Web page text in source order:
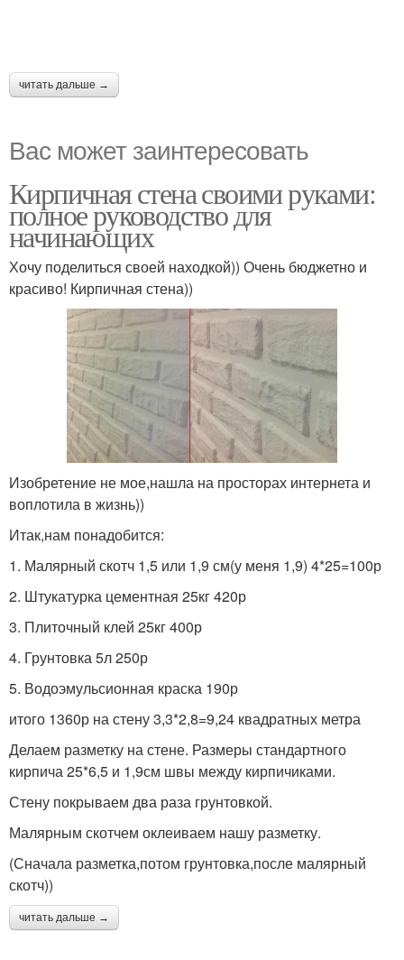
читать дальше →
Вас может заинтересовать
Кирпичная стена своими руками:
полное руководство для
начинающих
Хочу поделиться своей находкой)) Очень бюджетно и
красиво! Кирпичная стена))
Изобретение не мое,нашла на просторах интернета и
воплотила в жизнь))
Итак,нам понадобится:
1. Малярный скотч 1,5 или 1,9 см(у меня 1,9) 4*25=100р
2. Штукатурка цементная 25кг 420р
3. Плиточный клей 25кг 400р
4. Грунтовка 5л 250р
5. Водоэмульсионная краска 190р
итого 1360р на стену 3,3*2,8=9,24 квадратных метра
Делаем разметку на стене. Размеры стандартного
кирпича 25*6,5 и 1,9см швы между кирпичиками.
Стену покрываем два раза грунтовкой.
Малярным скотчем оклеиваем нашу разметку.
(Сначала разметка,потом грунтовка,после малярный
скотч))
читать дальше →